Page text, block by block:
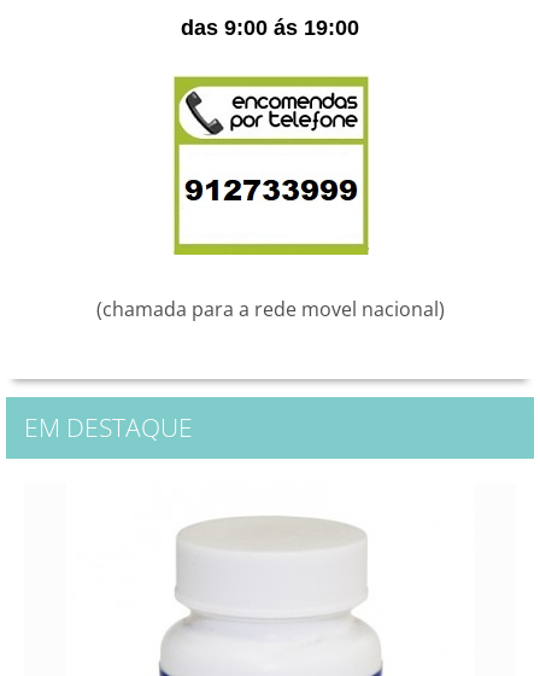
das 9:00 ás 19:00
(chamada para a rede movel nacional)
EM DESTAQUE